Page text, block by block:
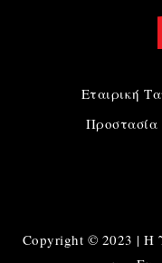
Εταιρική
Copyright © 2023 | Η